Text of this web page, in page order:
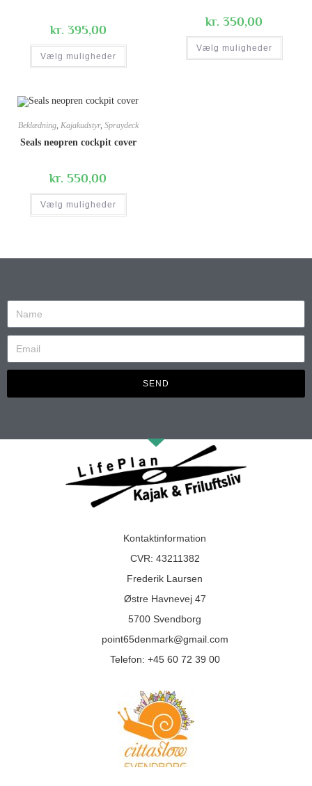
kr. 395,00
Vælg muligheder
kr. 350,00
Vælg muligheder
Beklædning, Kajakudstyr, Spraydeck
Seals neopren cockpit cover
kr. 550,00
Vælg muligheder
SEND
Kontaktinformation
CVR: 43211382
Frederik Laursen
Østre Havnevej 47
5700 Svendborg
point65denmark@gmail.com
Telefon: +45 60 72 39 00